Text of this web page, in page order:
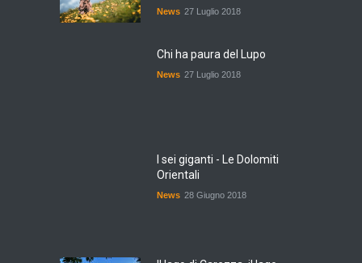
News 27 Luglio 2018
Chi ha paura del Lupo
News 27 Luglio 2018
I sei giganti - Le Dolomiti
Orientali
News 28 Giugno 2018